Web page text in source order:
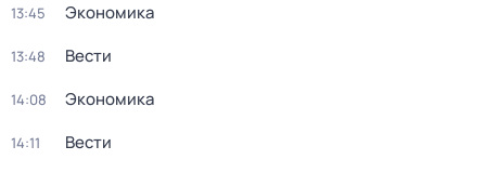
13:45 Экономика
13:48 Вести
14:08 Экономика
14:11 Вести